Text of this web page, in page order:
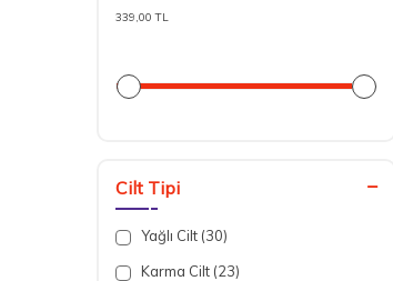
Avantajlı Setler
Bebek Bakım Ürünleri
Seyahat Boy Ürünler
339,00 TL
Cilt Tipi
Yağlı Cilt (30)
Karma Cilt (23)